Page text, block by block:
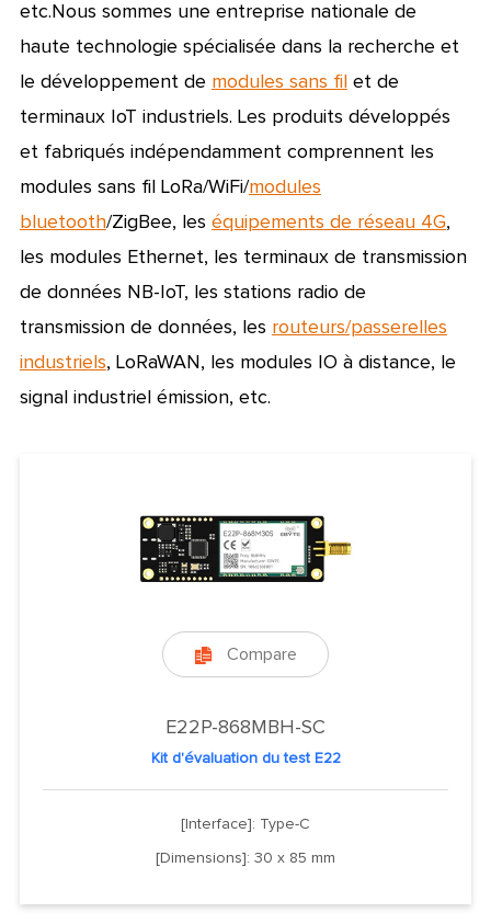
etc. Nous sommes une entreprise nationale de
haute technologie spécialisée dans la recherche et
le développement de modules sans fil et de
terminaux IoT industriels. Les produits développés
et fabriqués indépendamment comprennent les
modules sans fil LoRa/WiFi/modules
bluetooth/ZigBee, les équipements de réseau 4G,
les modules Ethernet, les terminaux de transmission
de données NB-IoT, les stations radio de
transmission de données, les routeurs/passerelles
industriels, LoRaWAN, les modules IO à distance, le
signal industriel émission, etc.
 Compare
E22P-868MBH-SC
Kit d'évaluation du test E22
[Interface]: Type-C
[Dimensions]: 30 x 85 mm